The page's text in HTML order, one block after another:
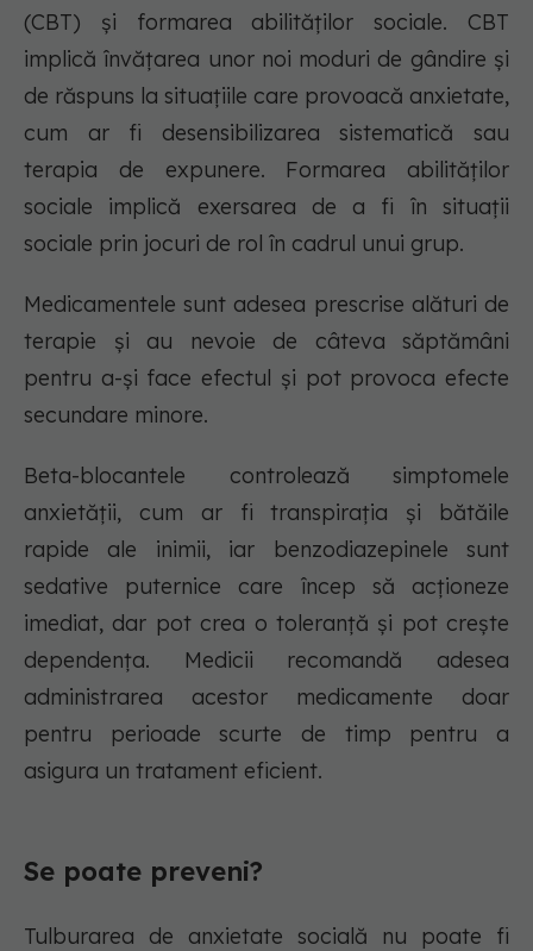
(CBT) și formarea abilităților sociale. CBT
implică învățarea unor noi moduri de gândire și
de răspuns la situațiile care provoacă anxietate,
cum ar fi desensibilizarea sistematică sau
terapia de expunere. Formarea abilităților
sociale implică exersarea de a fi în situații
sociale prin jocuri de rol în cadrul unui grup.
Medicamentele sunt adesea prescrise alături de
terapie și au nevoie de câteva săptămâni
pentru a-și face efectul și pot provoca efecte
secundare minore.
Beta-blocantele controlează simptomele
anxietății, cum ar fi transpirația și bătăile
rapide ale inimii, iar benzodiazepinele sunt
sedative puternice care încep să acționeze
imediat, dar pot crea o toleranță și pot crește
dependența. Medicii recomandă adesea
administrarea acestor medicamente doar
pentru perioade scurte de timp pentru a
asigura un tratament eficient.
Se poate preveni?
Tulburarea de anxietate socială nu poate fi